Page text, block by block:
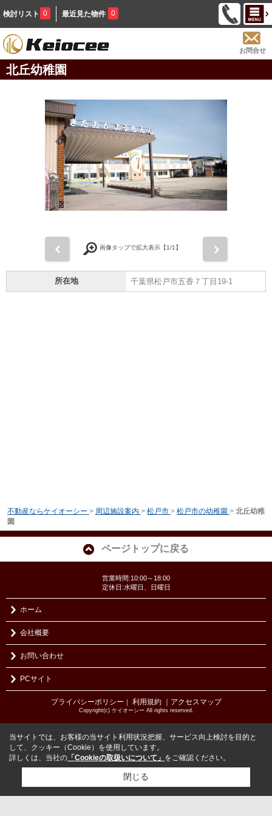
検討リスト 0 最近見た物件 0
お問合せ
北丘幼稚園
画像タップで拡大表示【1/1】
所在地 千葉県松戸市五香７丁目19-1
不動産ならケイオーシー > 周辺施設案内 > 松戸市 > 松戸市の幼稚園 > 北丘幼稚
園
ページトップに戻る
営業時間:10:00～18:00
定休日:水曜日、日曜日
ホーム
会社概要
お問い合わせ
PCサイト
プライバシーポリシー ｜ 利用規約 ｜アクセスマップ
Copyright(c) ケイオーシー All rights reserved.
当サイトでは、お客様の当サイト利用状況把握、サービス向上検討を目的と
して、クッキー（Cookie）を使用しています。
詳しくは、当社の 「Cookieの取扱いについて」 をご確認ください。
閉じる